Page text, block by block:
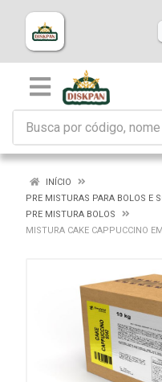
INÍCIO
PRE MISTURAS PARA BOLOS E
PRE MISTURA BOLOS
MISTURA CAKE CAPPUCCINO